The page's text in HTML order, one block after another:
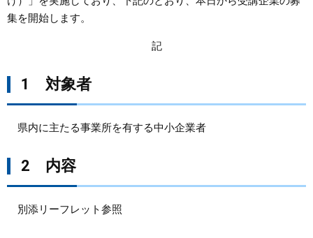
県政情報
集を開始します。
記
1 対象者
県内に主たる事業所を有する中小企業者
2 内容
別添リーフレット参照